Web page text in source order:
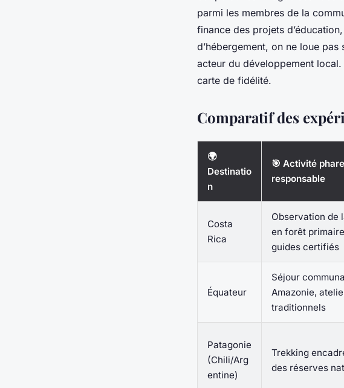
parmi les membres de la
finance des projets
d’hébergement, on ne loue
acteur du développement
carte de fidélité.
Comparatif des
🌍
Destinatio
n
🎯 Activité
responsable
Costa
Rica
Observation de
en forêt
guides certifiés
Équateur
Séjour
Amazonie,
traditionnels
Patagonie
(Chili/Arg
entine)
Trekking
des réserves